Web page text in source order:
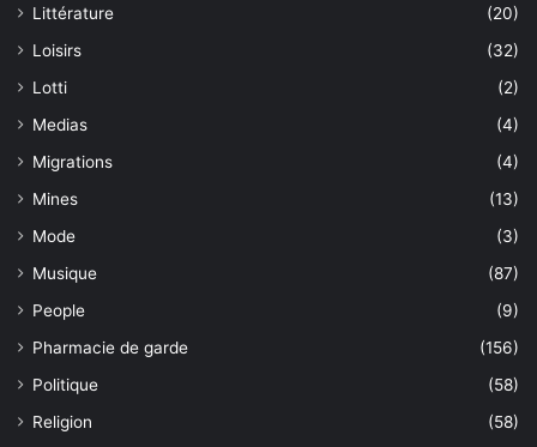
Littérature
(20)
Loisirs
(32)
Lotti
(2)
Medias
(4)
Migrations
(4)
Mines
(13)
Mode
(3)
Musique
(87)
People
(9)
Pharmacie de garde
(156)
Politique
(58)
Religion
(58)